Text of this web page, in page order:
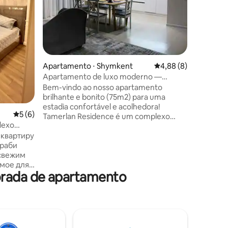
5 de uma avaliação média de 5, 6 avaliações
5 (6)
для
Apartamento ⋅ Shymkent 4,88 de uma
4,88 (8)
Apartamento de luxo moderno —
Tamerlan Residence
Bem-vindo ao nosso apartamento
brilhante e bonito (75m2) para uma
estadia confortável e acolhedora!
Tamerlan Residence é um complexo
administrativos importantes!
de apartamento